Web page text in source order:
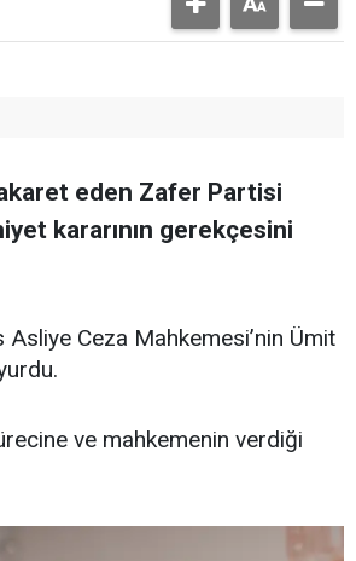
eden Zafer Partisi
kararının gerekçesini
Asliye Ceza Mahkemesi’nin Ümit
ve mahkemenin verdiği